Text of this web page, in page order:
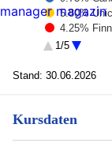
5.80%
4.25%
8.73%
7.00%
6.75%
1/5
Stand: 30.06.2026
Kursdaten
manager magazin